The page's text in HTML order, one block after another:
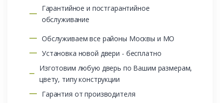
Гарантийное и постгарантийное
обслуживание
Обслуживаем все районы Москвы и МО
Установка новой двери - бесплатно
Изготовим любую дверь по Вашим размерам,
цвету, типу конструкции
Гарантия от производителя